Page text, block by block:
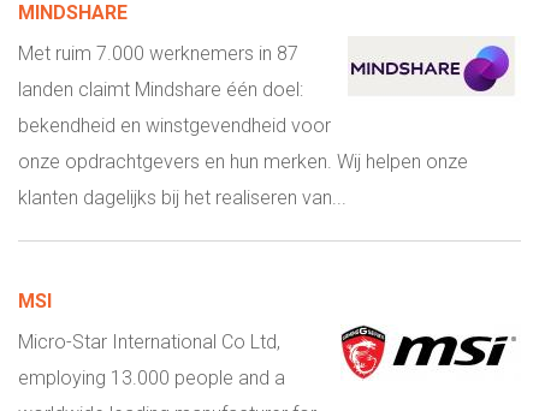
MINDSHARE
Met ruim 7.000 werknemers in 87
landen claimt Mindshare één doel:
bekendheid en winstgevendheid voor
onze opdrachtgevers en hun merken. Wij helpen onze
klanten dagelijks bij het realiseren van...
MSI
Micro-Star International Co Ltd,
employing 13.000 people and a